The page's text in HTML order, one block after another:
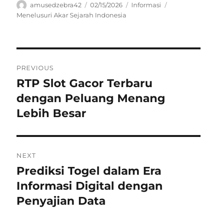
Author
amusedzebra42
Posted
on
02/15/2026 Categories
Informasi
Menelusuri Akar Sejarah Indonesia
pos
PREVIOUS
Previous
post:
RTP Slot Gacor Terbaru
dengan Peluang Menang
Lebih Besar
NEXT
Next
post:
Prediksi Togel dalam Era
Informasi Digital dengan
Penyajian Data